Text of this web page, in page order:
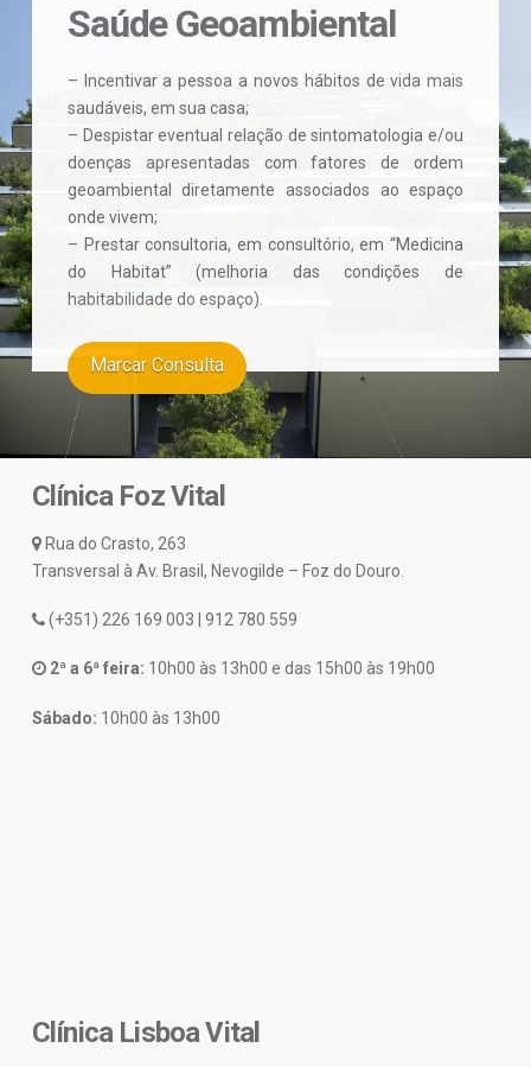
Saúde Geoambiental
– Incentivar a pessoa a novos hábitos de vida mais
saudáveis, em sua casa;
– Despistar eventual relação de sintomatologia e/ou
doenças apresentadas com fatores de ordem
geoambiental diretamente associados ao espaço
onde vivem;
– Prestar consultoria, em consultório, em “Medicina
do Habitat” (melhoria das condições de
habitabilidade do espaço).
Marcar Consulta
Clínica Foz Vital
Rua do Crasto, 263
Transversal à Av. Brasil, Nevogilde – Foz do Douro.
(+351) 226 169 003 | 912 780 559
2ª a 6ª feira: 10h00 às 13h00 e das 15h00 às 19h00
Sábado: 10h00 às 13h00
Clínica Lisboa Vital